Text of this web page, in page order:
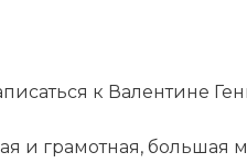
к Валентине
и грамотная, большая